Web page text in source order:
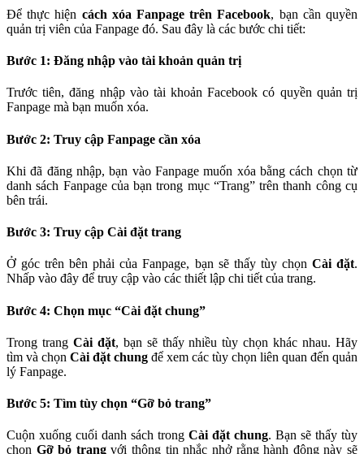
Để thực hiện cách xóa Fanpage trên Facebook, bạn cần quyền
quản trị viên của Fanpage đó. Sau đây là các bước chi tiết:
Bước 1: Đăng nhập vào tài khoản quản trị
Trước tiên, đăng nhập vào tài khoản Facebook có quyền quản trị
Fanpage mà bạn muốn xóa.
Bước 2: Truy cập Fanpage cần xóa
Khi đã đăng nhập, bạn vào Fanpage muốn xóa bằng cách chọn từ
danh sách Fanpage của bạn trong mục “Trang” trên thanh công cụ
bên trái.
Bước 3: Truy cập Cài đặt trang
Ở góc trên bên phải của Fanpage, bạn sẽ thấy tùy chọn Cài đặt.
Nhấp vào đây để truy cập vào các thiết lập chi tiết của trang.
Bước 4: Chọn mục “Cài đặt chung”
Trong trang Cài đặt, bạn sẽ thấy nhiều tùy chọn khác nhau. Hãy
tìm và chọn Cài đặt chung để xem các tùy chọn liên quan đến quản
lý Fanpage.
Bước 5: Tìm tùy chọn “Gỡ bỏ trang”
Cuộn xuống cuối danh sách trong Cài đặt chung. Bạn sẽ thấy tùy
chọn Gỡ bỏ trangvới thông tin nhắc nhở rằng hành động này sẽ